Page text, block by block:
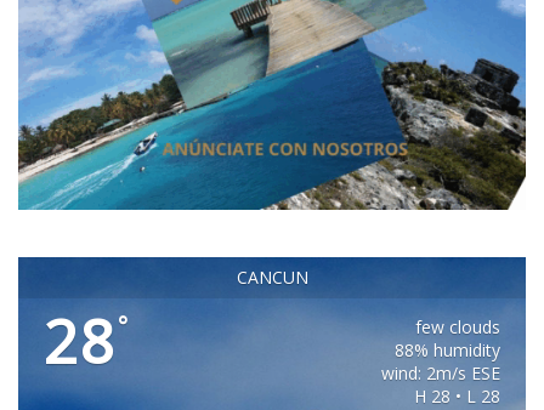
CANCUN
28°
few clouds
88% humidity
wind: 2m/s ESE
H 28 • L 28